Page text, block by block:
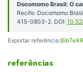
Docomomo Brasil: O
Recife: Docomomo
415-0803-2. DOI:
Exportar referência:BibTeX
referências